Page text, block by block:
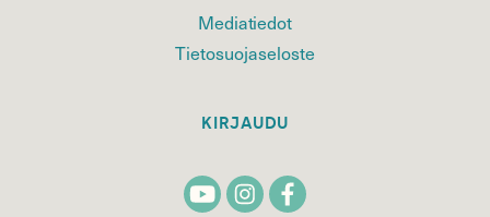
Mediatiedot
Tietosuojaseloste
KIRJAUDU